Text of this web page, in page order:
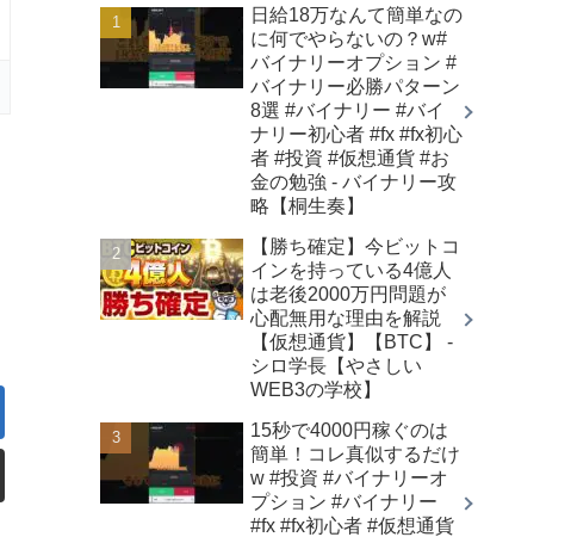
日給18万なんて簡単なの
に何でやらないの？w#
バイナリーオプション #
バイナリー必勝パターン
8選 #バイナリー #バイ
ナリー初心者 #fx #fx初心
者 #投資 #仮想通貨 #お
金の勉強 - バイナリー攻
略【桐生奏】
【勝ち確定】今ビットコ
インを持っている4億人
は老後2000万円問題が
心配無用な理由を解説
【仮想通貨】【BTC】 -
シロ学長【やさしい
WEB3の学校】
15秒で4000円稼ぐのは
簡単！コレ真似するだけ
w #投資 #バイナリーオ
プション #バイナリー
#fx #fx初心者 #仮想通貨